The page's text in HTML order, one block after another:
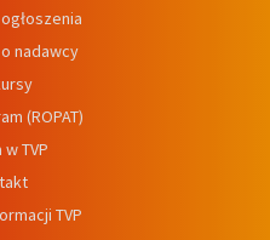
nadawcy
(ROPAT)
TVP
TVP